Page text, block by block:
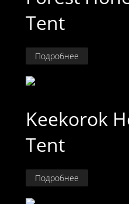
Tent
Подробнее
Keekorok
Tent
Подробнее